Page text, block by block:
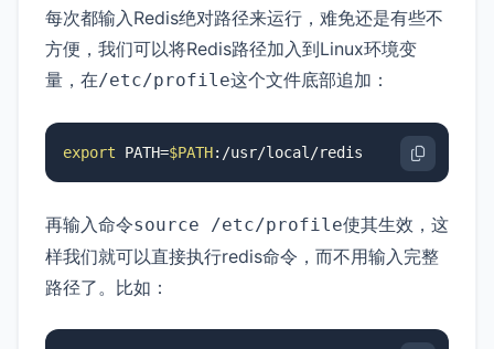
每次都输入Redis绝对路径来运行，难免还是有些不
方便，我们可以将Redis路径加入到Linux环境变
量，在/etc/profile这个文件底部追加：
export PATH=$PATH:/usr/local/redis
再输入命令source /etc/profile使其生效，这
样我们就可以直接执行redis命令，而不用输入完整
路径了。比如：